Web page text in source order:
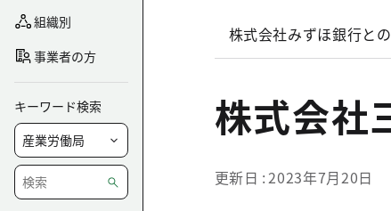
組織別
事業者の方
キーワード検索
株式会社みずほ銀行と
株式会社
更新日 2023年7月20日